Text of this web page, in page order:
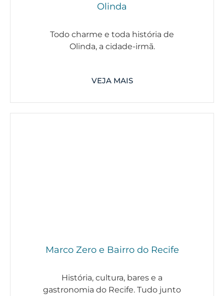
Olinda
Todo charme e toda história de
Olinda, a cidade-irmã.
VEJA MAIS
Marco Zero e Bairro do Recife
História, cultura, bares e a
gastronomia do Recife. Tudo junto